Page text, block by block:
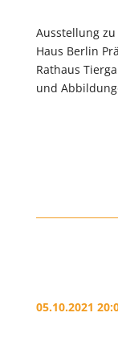
Ausstellung
Haus Berlin
Rathaus
und
05.10.2021